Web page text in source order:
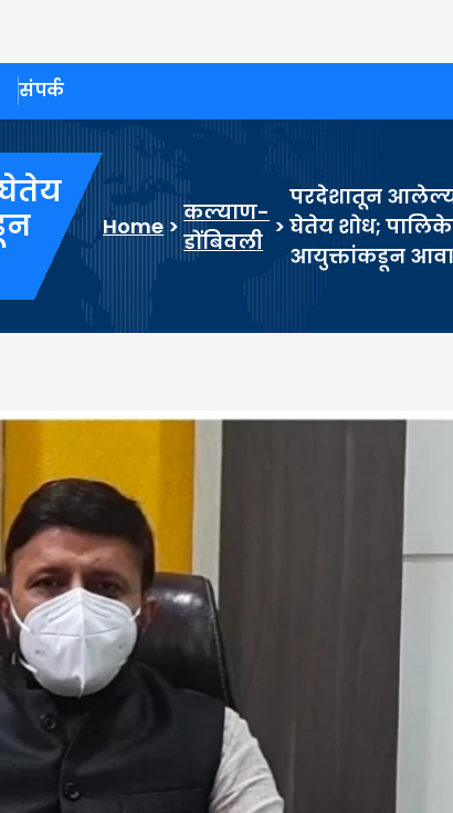
संपर्क
Home >
कल्याण-
डोंबिवली
>
परदेशातून
घेतेय शोध;
आयुक्तांकडून